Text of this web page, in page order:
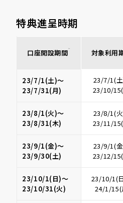
特典進呈時期
口座開設期間 ※1 対象利用
23/7/1(土)～
23/7/31(月)
23/7/1(
23/10/
23/8/1(火)～
23/8/31(木)
23/8/1(
23/11/
23/9/1(金)～
23/9/30(土)
23/9/1(
23/12/
23/10/1(日)～
23/10/31(火)
23/10/1(
24/1/15(